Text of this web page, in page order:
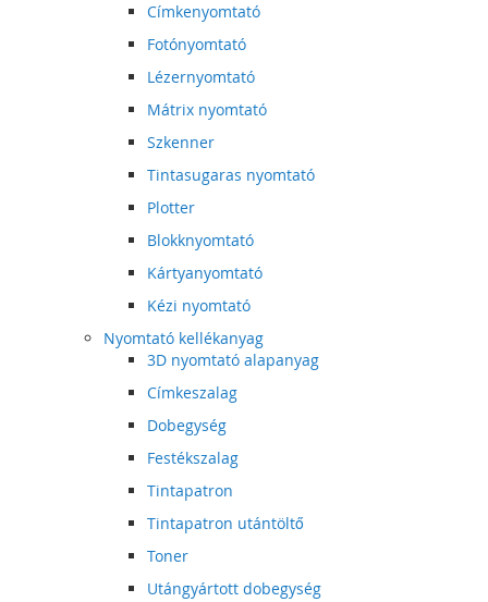
Címkenyomtató
Fotónyomtató
Lézernyomtató
Mátrix nyomtató
Szkenner
Tintasugaras nyomtató
Plotter
Blokknyomtató
Kártyanyomtató
Kézi nyomtató
Nyomtató kellékanyag
3D nyomtató alapanyag
Címkeszalag
Dobegység
Festékszalag
Tintapatron
Tintapatron utántöltő
Toner
Utángyártott dobegység